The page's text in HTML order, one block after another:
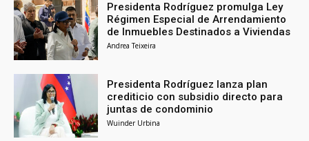
Presidenta Rodríguez promulga Ley
Régimen Especial de Arrendamiento
de Inmuebles Destinados a Viviendas
Andrea Teixeira
Presidenta Rodríguez lanza plan
crediticio con subsidio directo para
juntas de condominio
Wuinder Urbina